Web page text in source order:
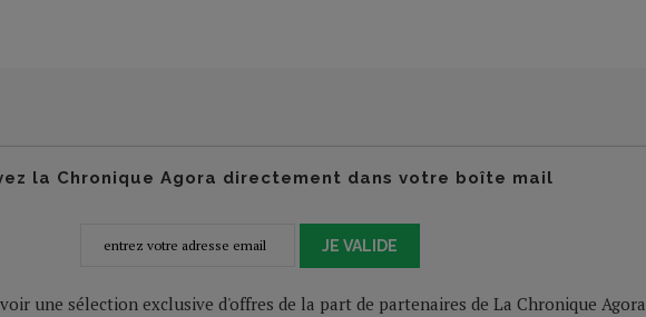
la Chronique Agora directement dans votre boîte mail
JE VALIDE
une sélection exclusive d'offres de la part de partenaires de La Chronique Agora